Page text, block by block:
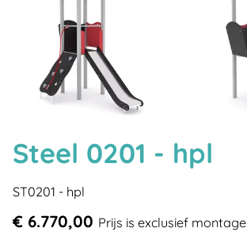
Steel 0201 - hpl
ST0201 - hpl
€ 6.770,00 Prijs is exclusief montage